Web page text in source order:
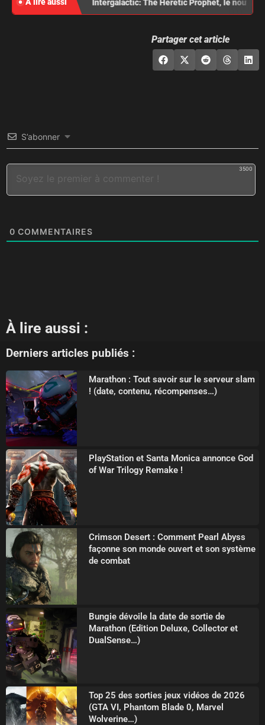
Intergalactic: The Heretic Prophet, le nouveau
Partager cet article
S’abonner
3500
0 COMMENTAIRES
À lire aussi :
Derniers articles publiés :
Marathon : Tout savoir sur le serveur slam
! (date, contenu, récompenses…)
PlayStation et Santa Monica annonce God
of War Trilogy Remake !
Crimson Desert : Comment Pearl Abyss
façonne son monde ouvert et son système
de combat
Bungie dévoile la date de sortie de
Marathon (Edition Deluxe, Collector et
DualSense…)
Top 25 des sorties jeux vidéos de 2026
(GTA VI, Phantom Blade 0, Marvel
Wolverine…)